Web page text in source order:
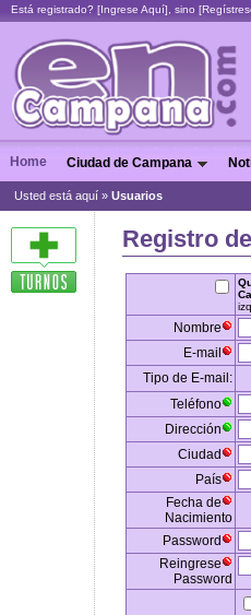
Está registrado? [Ingrese Aquí], sino [
Home Ciudad de Campana
Usted está aquí » Usuarios
Registro
Nombre
E-mail
Tipo de E-mail:
Teléfono
Dirección
Ciudad
País
Fecha de
Nacimiento
Password
Reingrese
Password